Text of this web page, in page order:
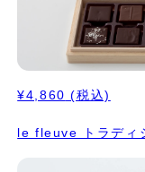
¥4,860 (税込)
le fleuve トラディ